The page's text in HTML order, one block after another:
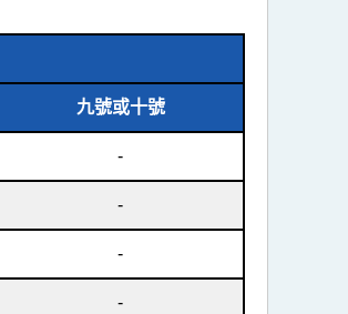
九號或十號
-
-
-
-